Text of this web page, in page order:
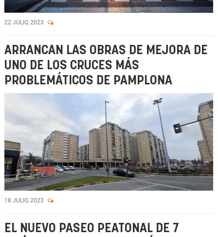
22 JULIO, 2023
ARRANCAN LAS OBRAS DE MEJORA DE
UNO DE LOS CRUCES MÁS
PROBLEMÁTICOS DE PAMPLONA
18 JULIO, 2023
EL NUEVO PASEO PEATONAL DE 7